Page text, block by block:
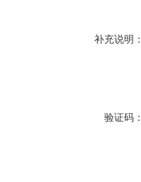
补充说明
验证码